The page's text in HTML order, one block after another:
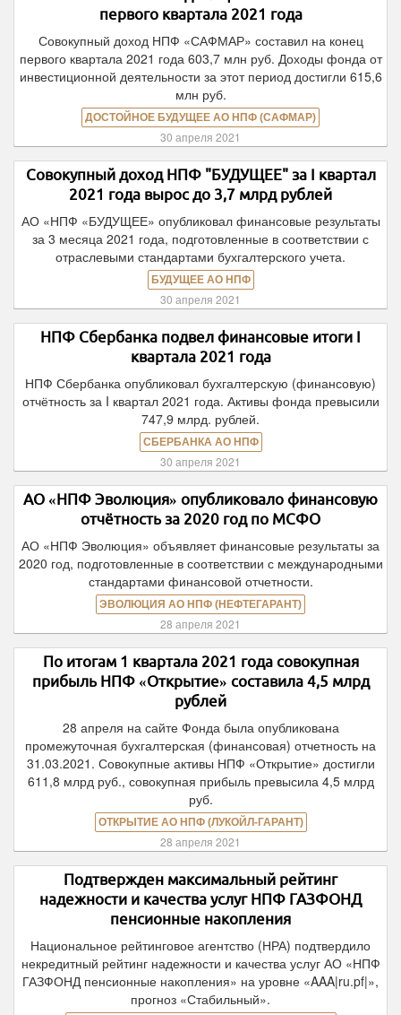
первого квартала 2021 года
Совокупный доход НПФ «САФМАР» составил на конец
первого квартала 2021 года 603,7 млн руб. Доходы фонда от
инвестиционной деятельности за этот период достигли 615,6
млн руб.
ДОСТОЙНОЕ БУДУЩЕЕ АО НПФ (САФМАР)
30 апреля 2021
Совокупный доход НПФ "БУДУЩЕЕ" за I квартал
2021 года вырос до 3,7 млрд рублей
АО «НПФ «БУДУЩЕЕ» опубликовал финансовые результаты
за 3 месяца 2021 года, подготовленные в соответствии с
отраслевыми стандартами бухгалтерского учета.
БУДУЩЕЕ АО НПФ
30 апреля 2021
НПФ Сбербанка подвел финансовые итоги I
квартала 2021 года
НПФ Сбербанка опубликовал бухгалтерскую (финансовую)
отчётность за I квартал 2021 года. Активы фонда превысили
747,9 млрд. рублей.
СБЕРБАНКА АО НПФ
30 апреля 2021
АО «НПФ Эволюция» опубликовало финансовую
отчётность за 2020 год по МСФО
АО «НПФ Эволюция» объявляет финансовые результаты за
2020 год, подготовленные в соответствии с международными
стандартами финансовой отчетности.
ЭВОЛЮЦИЯ АО НПФ (НЕФТЕГАРАНТ)
28 апреля 2021
По итогам 1 квартала 2021 года совокупная
прибыль НПФ «Открытие» составила 4,5 млрд
рублей
28 апреля на сайте Фонда была опубликована
промежуточная бухгалтерская (финансовая) отчетность на
31.03.2021. Совокупные активы НПФ «Открытие» достигли
611,8 млрд руб., совокупная прибыль превысила 4,5 млрд
руб.
ОТКРЫТИЕ АО НПФ (ЛУКОЙЛ-ГАРАНТ)
28 апреля 2021
Подтвержден максимальный рейтинг
надежности и качества услуг НПФ ГАЗФОНД
пенсионные накопления
Национальное рейтинговое агентство (НРА) подтвердило
некредитный рейтинг надежности и качества услуг АО «НПФ
ГАЗФОНД пенсионные накопления» на уровне «AAA|ru.pf|»,
прогноз «Стабильный».